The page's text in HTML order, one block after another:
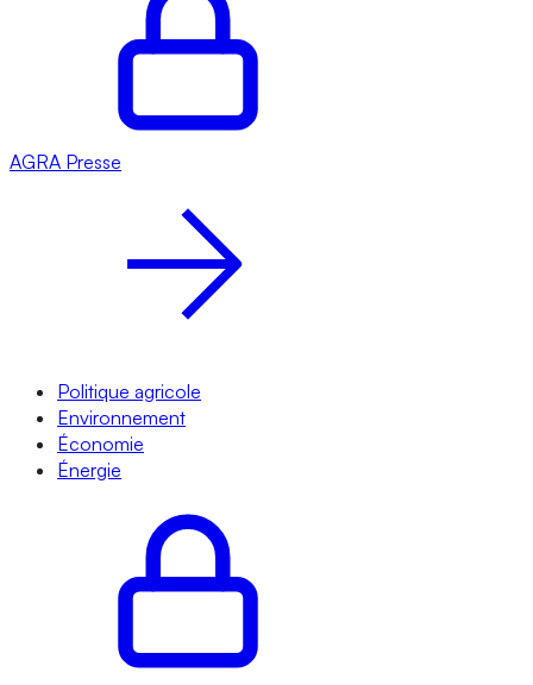
AGRA Presse
Politique agricole
Environnement
Économie
Énergie